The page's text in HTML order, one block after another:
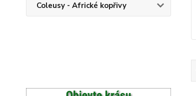
Coleusy - Africké kopřivy